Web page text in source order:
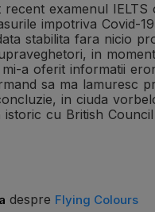
recent examenul
impotriva Covid-
stabilita fara nicio
in
a oferit informatii
sa ma lamuresc
in ciuda
istoric cu British
despre Flying Colours